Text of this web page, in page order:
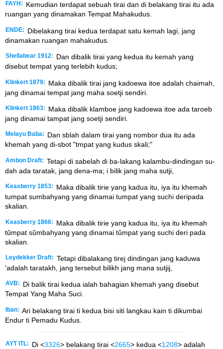
FAYH:
Kemudian terdapat sebuah tirai dan di belakang tirai itu ada
ruangan yang dinamakan Tempat Mahakudus.
ENDE:
Dibelakang tirai kedua terdapat satu kemah lagi, jang
dinamakan ruangan mahakudus.
Shellabear 1912:
Dan dibalik tirai yang kedua itu kemah yang
disebut tempat yang terlebih kudus;
Klinkert 1879:
Maka dibalik tirai jang kadoewa itoe adalah chaimah,
jang dinamai tempat jang maha soetji sendiri.
Klinkert 1863:
Maka dibalik klamboe jang kadoewa itoe ada taroeb
jang dinamai tampat jang soetji sendiri.
Melayu Baba:
Dan sblah dalam tirai yang nombor dua itu ada
khemah yang di-sbot "tmpat yang kudus skali;"
Ambon Draft: Tetapi di sabelah di ba-lakang kalambu-dindingan su-
dah ada taratak, jang dena-ma; i bilik jang maha sutji,
Keasberry 1853:
Maka dibalik tirie yang kadua itu, iya itu khemah
tumpat sumbahyang yang dinamai tumpat yang suchi deripada
skalian.
Keasberry 1866:
Maka dibalik tirie yang kadua itu, iya itu khemah
tŭmpat sŭmbahyang yang dinamai tŭmpat yang suchi deri pada
skalian.
Leydekker Draft: Tetapi dibalakang tirej dindingan jang kaduwa
'adalah taratakh, jang tersebut bilikh jang mana sutjij,
AVB:
Di balik tirai kedua ialah bahagian khemah yang disebut
Tempat Yang Maha Suci.
Iban: Ari belakang tirai ti kedua bisi siti langkau kain ti dikumbai
Endur ti Pemadu Kudus.
AYT ITL: Di <3326> belakang tirai <2665> kedua <1208> adalah